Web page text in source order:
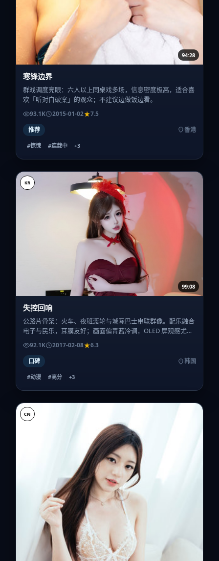
94:28
寒锋边界
群戏调度亮眼：六人以上同桌戏多场，信息密度极高，适合喜
欢「听对白破案」的观众；不建议边做饭边看。
93.1K 2015-01-02
7.5
推荐
香港
#惊悚 #连载中 +3
KR
99:08
失控回响
公路片骨架：火车、夜班渡轮与城际巴士串联群像。配乐融合
电子与民乐，耳膜友好；画面偏青蓝冷调，OLED 屏观感尤
92.1K 2017-02-08
6.3
口碑
韩国
#动漫 #高分 +3
CN